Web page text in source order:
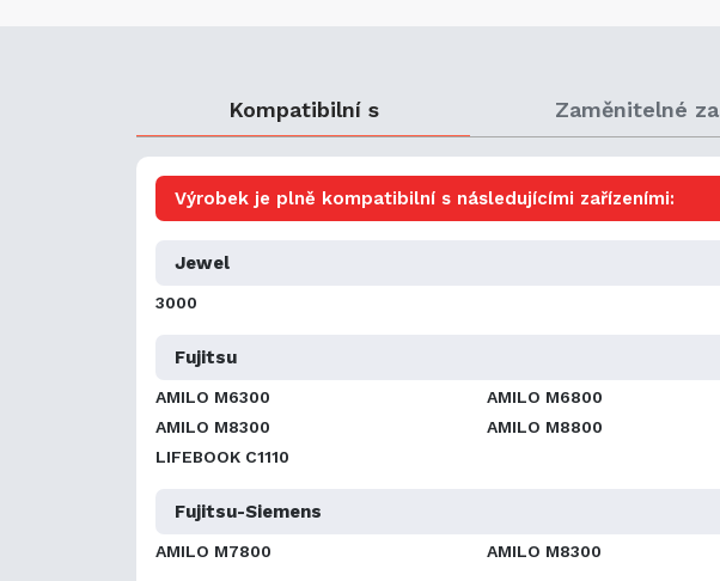
Kompatibilní s Zaměnitelné za
Výrobek je plně kompatibilní s následujícími zařízeními:
Jewel
3000
Fujitsu
AMILO M6300 AMILO M6800
AMILO M8300
AMILO M8800
LIFEBOOK C1110
Fujitsu-Siemens
AMILO M7800 AMILO M8300